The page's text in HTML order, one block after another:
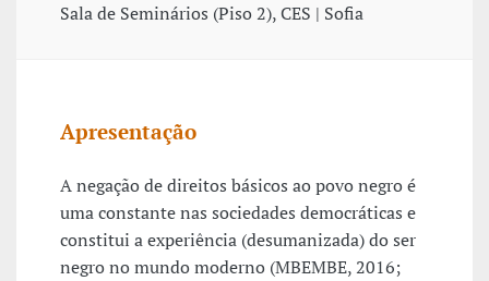
Sala de Seminários (Piso 2), CES | Sofia
Apresentação
A negação de direitos básicos ao povo negro é
uma constante nas sociedades democráticas e
constitui a experiência (desumanizada) do ser
negro no mundo moderno (MBEMBE, 2016;